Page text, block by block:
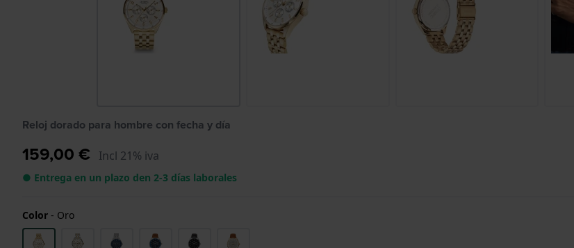
Reloj dorado para hombre con fecha y día
159,00 € Incl 21% iva
● Entrega en un plazo den 2-3 días laborales
Color - Oro